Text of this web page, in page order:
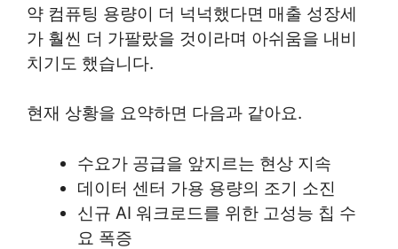
약 컴퓨팅 용량이 더 넉넉했다면 매출 성장세
가 훨씬 더 가팔랐을 것이라며 아쉬움을 내비
치기도 했습니다.
현재 상황을 요약하면 다음과 같아요.
수요가 공급을 앞지르는 현상 지속
데이터 센터 가용 용량의 조기 소진
신규 AI 워크로드를 위한 고성능 칩 수
요 폭증